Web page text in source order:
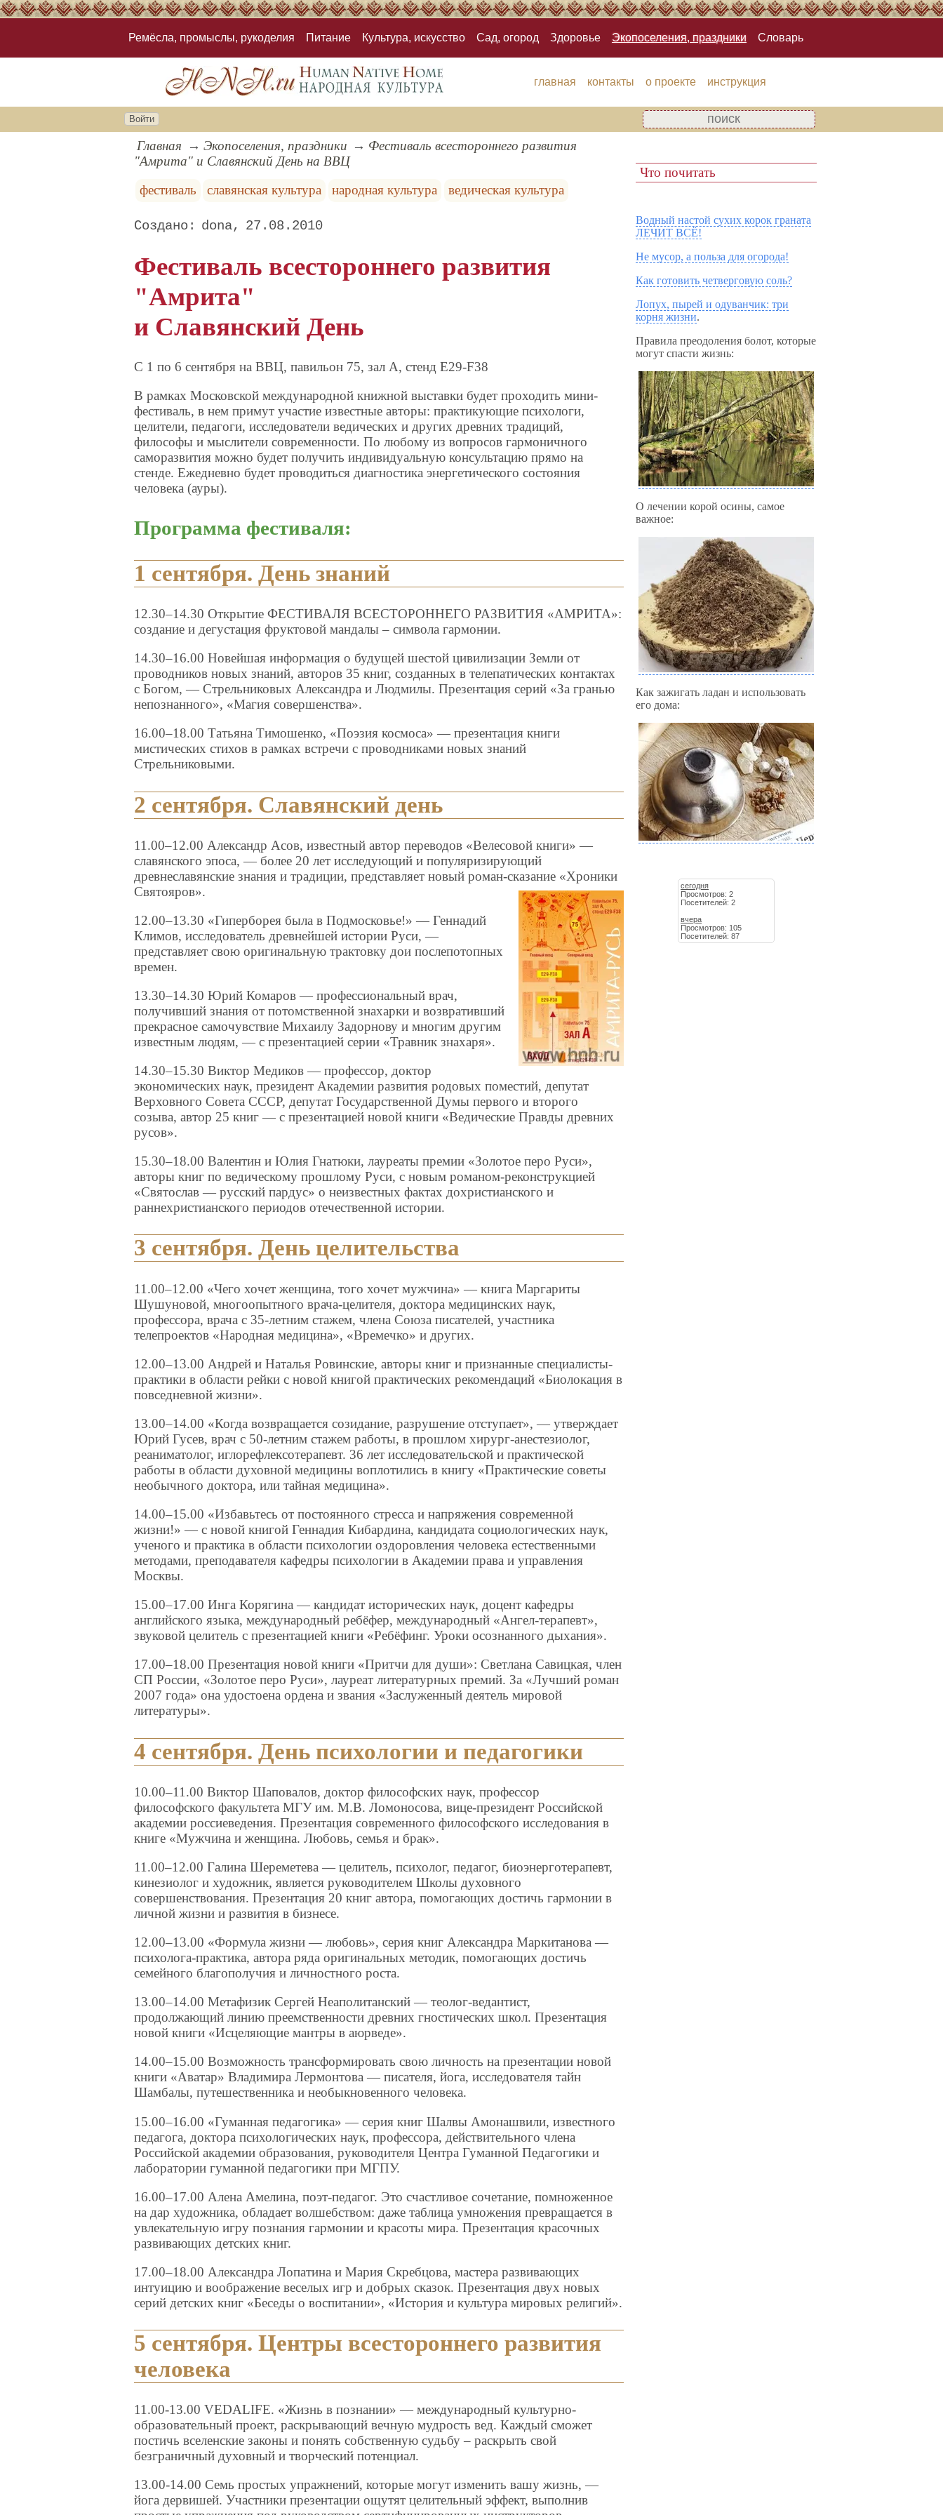
Ремёсла, промыслы, рукоделия Питание Культура, искусство Сад, огород Здоровье Экопоселения, праздники Словарь
главная контакты о проекте инструкция
Войти
Главная Экопоселения, праздники
Фестиваль всестороннего развития
"Амрита" и Славянский День на ВВЦ
фестиваль
славянская культура народная культура ведическая культура
dona 27.08.2010
Фестиваль всестороннего развития
"Амрита"
и Славянский День
С 1 по 6 сентября на ВВЦ, павильон 75, зал А, стенд Е29-F38
В рамках Московской международной книжной выставки будет проходить мини-
фестиваль, в нем примут участие известные авторы: практикующие психологи,
целители, педагоги, исследователи ведических и других древних традиций,
философы и мыслители современности. По любому из вопросов гармоничного
саморазвития можно будет получить индивидуальную консультацию прямо на
стенде. Ежедневно будет проводиться диагностика энергетического состояния
человека (ауры).
Программа фестиваля:
1 сентября. День знаний
12.30–14.30 Открытие ФЕСТИВАЛЯ ВСЕСТОРОННЕГО РАЗВИТИЯ «АМРИТА»:
создание и дегустация фруктовой мандалы – символа гармонии.
14.30–16.00 Новейшая информация о будущей шестой цивилизации Земли от
проводников новых знаний, авторов 35 книг, созданных в телепатических контактах
с Богом, — Стрельниковых Александра и Людмилы. Презентация серий «За гранью
непознанного», «Магия совершенства».
16.00–18.00 Татьяна Тимошенко, «Поэзия космоса» — презентация книги
мистических стихов в рамках встречи с проводниками новых знаний
Стрельниковыми.
2 сентября. Славянский день
11.00–12.00 Александр Асов, известный автор переводов «Велесовой книги» —
славянского эпоса, — более 20 лет исследующий и популяризирующий
древнеславянские знания и традиции, представляет новый роман-сказание «Хроники
Святояров».
12.00–13.30 «Гиперборея была в Подмосковье!» — Геннадий
Климов, исследователь древнейшей истории Руси, —
представляет свою оригинальную трактовку дои послепотопных
времен.
13.30–14.30 Юрий Комаров — профессиональный врач,
получивший знания от потомственной знахарки и возвративший
прекрасное самочувствие Михаилу Задорнову и многим другим
известным людям, — с презентацией серии «Травник знахаря».
14.30–15.30 Виктор Медиков — профессор, доктор
экономических наук, президент Академии развития родовых поместий, депутат
Верховного Совета СССР, депутат Государственной Думы первого и второго
созыва, автор 25 книг — с презентацией новой книги «Ведические Правды древних
русов».
15.30–18.00 Валентин и Юлия Гнатюки, лауреаты премии «Золотое перо Руси»,
авторы книг по ведическому прошлому Руси, с новым романом-реконструкцией
«Святослав — русский пардус» о неизвестных фактах дохристианского и
раннехристианского периодов отечественной истории.
3 сентября. День целительства
11.00–12.00 «Чего хочет женщина, того хочет мужчина» — книга Маргариты
Шушуновой, многоопытного врача-целителя, доктора медицинских наук,
профессора, врача с 35-летним стажем, члена Союза писателей, участника
телепроектов «Народная медицина», «Времечко» и других.
12.00–13.00 Андрей и Наталья Ровинские, авторы книг и признанные специалисты-
практики в области рейки с новой книгой практических рекомендаций «Биолокация в
повседневной жизни».
13.00–14.00 «Когда возвращается созидание, разрушение отступает», — утверждает
Юрий Гусев, врач с 50-летним стажем работы, в прошлом хирург-анестезиолог,
реаниматолог, иглорефлексотерапевт. 36 лет исследовательской и практической
работы в области духовной медицины воплотились в книгу «Практические советы
необычного доктора, или тайная медицина».
14.00–15.00 «Избавьтесь от постоянного стресса и напряжения современной
жизни!» — с новой книгой Геннадия Кибардина, кандидата социологических наук,
ученого и практика в области психологии оздоровления человека естественными
методами, преподавателя кафедры психологии в Академии права и управления
Москвы.
15.00–17.00 Инга Корягина — кандидат исторических наук, доцент кафедры
английского языка, международный ребёфер, международный «Ангел-терапевт»,
звуковой целитель с презентацией книги «Ребёфинг. Уроки осознанного дыхания».
17.00–18.00 Презентация новой книги «Притчи для души»: Светлана Савицкая, член
СП России, «Золотое перо Руси», лауреат литературных премий. За «Лучший роман
2007 года» она удостоена ордена и звания «Заслуженный деятель мировой
литературы».
4 сентября. День психологии и педагогики
10.00–11.00 Виктор Шаповалов, доктор философских наук, профессор
философского факультета МГУ им. М.В. Ломоносова, вице-президент Российской
академии россиеведения. Презентация современного философского исследования в
книге «Мужчина и женщина. Любовь, семья и брак».
11.00–12.00 Галина Шереметева — целитель, психолог, педагог, биоэнерготерапевт,
кинезиолог и художник, является руководителем Школы духовного
совершенствования. Презентация 20 книг автора, помогающих достичь гармонии в
личной жизни и развития в бизнесе.
12.00–13.00 «Формула жизни — любовь», серия книг Александра Маркитанова —
психолога-практика, автора ряда оригинальных методик, помогающих достичь
семейного благополучия и личностного роста.
13.00–14.00 Метафизик Сергей Неаполитанский — теолог-ведантист,
продолжающий линию преемственности древних гностических школ. Презентация
новой книги «Исцеляющие мантры в аюрведе».
14.00–15.00 Возможность трансформировать свою личность на презентации новой
книги «Аватар» Владимира Лермонтова — писателя, йога, исследователя тайн
Шамбалы, путешественника и необыкновенного человека.
15.00–16.00 «Гуманная педагогика» — серия книг Шалвы Амонашвили, известного
педагога, доктора психологических наук, профессора, действительного члена
Российской академии образования, руководителя Центра Гуманной Педагогики и
лаборатории гуманной педагогики при МГПУ.
16.00–17.00 Алена Амелина, поэт-педагог. Это счастливое сочетание, помноженное
на дар художника, обладает волшебством: даже таблица умножения превращается в
увлекательную игру познания гармонии и красоты мира. Презентация красочных
развивающих детских книг.
17.00–18.00 Александра Лопатина и Мария Скребцова, мастера развивающих
интуицию и воображение веселых игр и добрых сказок. Презентация двух новых
серий детских книг «Беседы о воспитании», «История и культура мировых религий».
5 сентября. Центры всестороннего развития
человека
11.00-13.00 VEDALIFE. «Жизнь в познании» — международный культурно-
образовательный проект, раскрывающий вечную мудрость вед. Каждый сможет
постичь вселенские законы и понять собственную судьбу – раскрыть свой
безграничный духовный и творческий потенциал.
13.00-14.00 Семь простых упражнений, которые могут изменить вашу жизнь, —
йога дервишей. Участники презентации ощутят целительный эффект, выполнив
Что почитать
Водный настой сухих корок граната
ЛЕЧИТ ВСЁ!
Не мусор, а польза для огорода!
Как готовить четверговую соль?
Лопух, пырей и одуванчик: три
корня жизни.
Правила преодоления болот, которые
могут спасти жизнь:
О лечении корой осины, самое
важное:
Как зажигать ладан и использовать
его дома:
сегодня
Просмотров: 2
Посетителей: 2
вчера
Просмотров: 105
Посетителей: 87